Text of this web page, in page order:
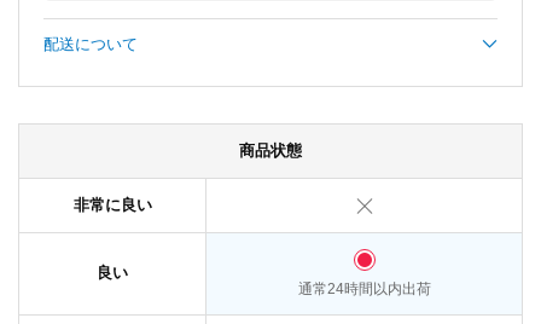
配送について
商品状態
非常に良い
良い
通常24時間以内出荷